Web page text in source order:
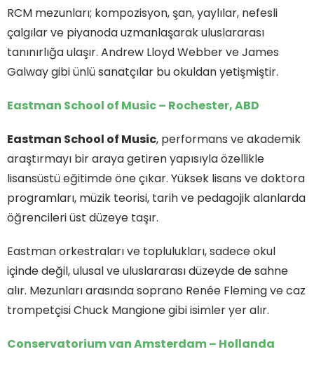
RCM mezunları; kompozisyon, şan, yaylılar, nefesli
çalgılar ve piyanoda uzmanlaşarak uluslararası
tanınırlığa ulaşır. Andrew Lloyd Webber ve James
Galway gibi ünlü sanatçılar bu okuldan yetişmiştir.
Eastman School of Music – Rochester, ABD
Eastman School of Music, performans ve akademik
araştırmayı bir araya getiren yapısıyla özellikle
lisansüstü eğitimde öne çıkar. Yüksek lisans ve doktora
programları, müzik teorisi, tarih ve pedagojik alanlarda
öğrencileri üst düzeye taşır.
Eastman orkestraları ve toplulukları, sadece okul
içinde değil, ulusal ve uluslararası düzeyde de sahne
alır. Mezunları arasında soprano Renée Fleming ve caz
trompetçisi Chuck Mangione gibi isimler yer alır.
Conservatorium van Amsterdam – Hollanda